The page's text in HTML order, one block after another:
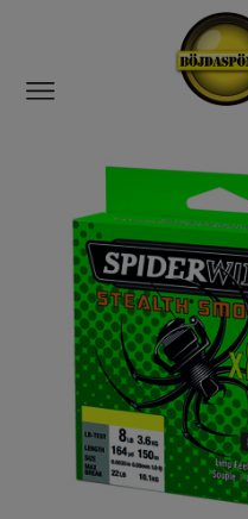
Abborrfemman
Interfiske
Fiskeset